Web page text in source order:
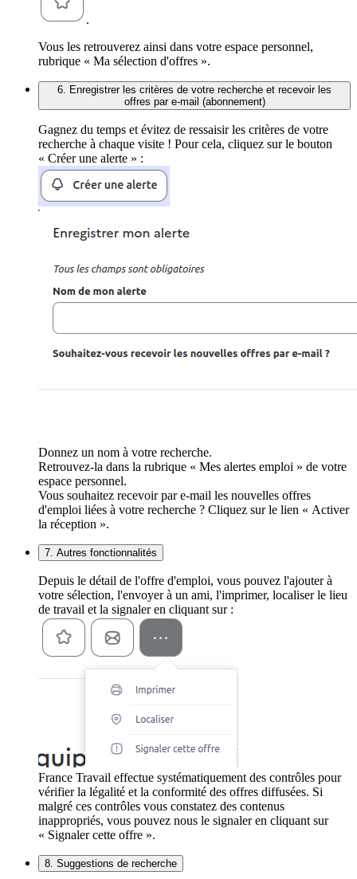
.
Vous les retrouverez ainsi dans votre espace personnel,
rubrique « Ma sélection d'offres ».
6. Enregistrer les critères de votre recherche et recevoir les
offres par e-mail (abonnement)
Gagnez du temps et évitez de ressaisir les critères de votre
recherche à chaque visite ! Pour cela, cliquez sur le bouton
« Créer une alerte » :
Donnez un nom à votre recherche.
Retrouvez-la dans la rubrique « Mes alertes emploi » de votre
espace personnel.
Vous souhaitez recevoir par e-mail les nouvelles offres
d'emploi liées à votre recherche ? Cliquez sur le lien « Activer
la réception ».
7. Autres fonctionnalités
Depuis le détail de l'offre d'emploi, vous pouvez l'ajouter à
votre sélection, l'envoyer à un ami, l'imprimer, localiser le lieu
de travail et la signaler en cliquant sur :
France Travail effectue systématiquement des contrôles pour
vérifier la légalité et la conformité des offres diffusées. Si
malgré ces contrôles vous constatez des contenus
inappropriés, vous pouvez nous le signaler en cliquant sur
« Signaler cette offre ».
8. Suggestions de recherche